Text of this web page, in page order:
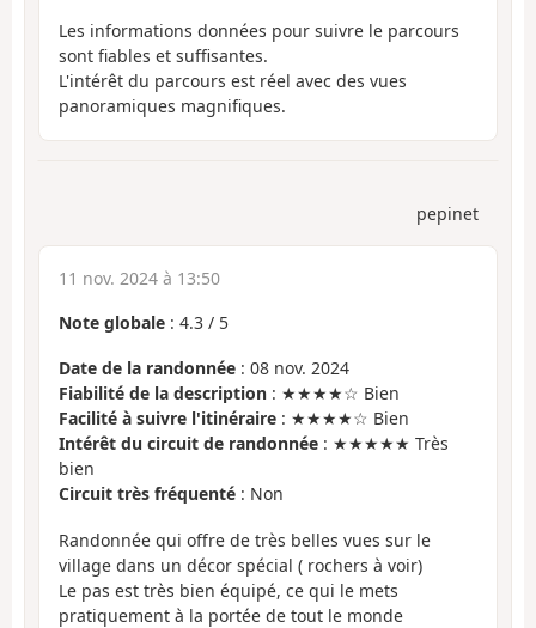
Les informations données pour suivre le parcours
sont fiables et suffisantes.
L'intérêt du parcours est réel avec des vues
panoramiques magnifiques.
pepinet
11 nov. 2024 à 13:50
Note globale : 4.3 / 5
Date de la randonnée : 08 nov. 2024
Fiabilité de la description : ★★★★☆ Bien
Facilité à suivre l'itinéraire : ★★★★☆ Bien
Intérêt du circuit de randonnée : ★★★★★ Très
bien
Circuit très fréquenté : Non
Randonnée qui offre de très belles vues sur le
village dans un décor spécial ( rochers à voir)
Le pas est très bien équipé, ce qui le mets
pratiquement à la portée de tout le monde